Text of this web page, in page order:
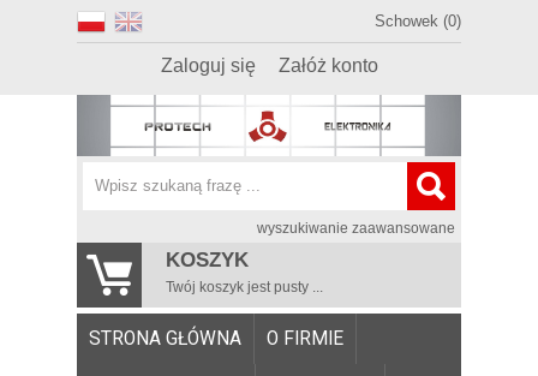
Schowek (0)
Zaloguj się Załóż konto
wyszukiwanie zaawansowane
KOSZYK
Twój koszyk jest pusty ...
STRONA GŁÓWNA O FIRMIE